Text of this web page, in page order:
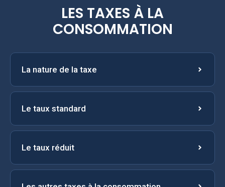
LES TAXES À LA
CONSOMMATION
La nature de la taxe
Le taux standard
Le taux réduit